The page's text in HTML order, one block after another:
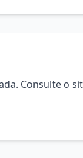
Consulte o